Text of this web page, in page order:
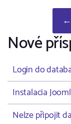
Nové
Login do
Instalacia
Nelze připojit